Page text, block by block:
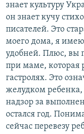
знает культуру
он знает кучу
писателей. Это
моего дома, я
удобней. Плюс, вы
при маме, которая
гастролях. Это
желудком
надзор за
остался год.
сейчас перевезу